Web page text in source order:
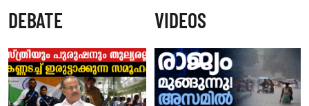
നിർദേശം നൽകി പഞ്ചായത്ത്
DEBATE VIDEOS